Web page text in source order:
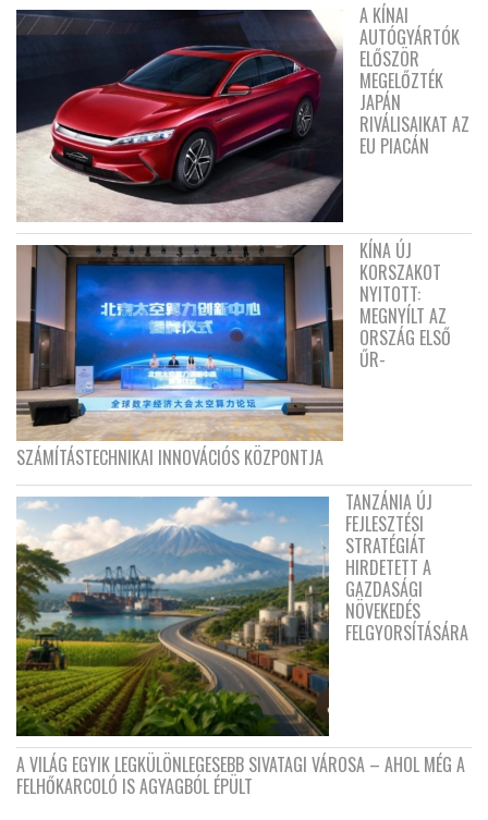
A KÍNAI
AUTÓGYÁRTÓK
ELŐSZÖR
MEGELŐZTÉK
JAPÁN
RIVÁLISAIKAT AZ
EU PIACÁN
KÍNA ÚJ
KORSZAKOT
NYITOTT:
MEGNYÍLT AZ
ORSZÁG ELSŐ
ŰR-
SZÁMÍTÁSTECHNIKAI INNOVÁCIÓS KÖZPONTJA
TANZÁNIA ÚJ
FEJLESZTÉSI
STRATÉGIÁT
HIRDETETT A
GAZDASÁGI
NÖVEKEDÉS
FELGYORSÍTÁSÁRA
A VILÁG EGYIK LEGKÜLÖNLEGESEBB SIVATAGI VÁROSA – AHOL MÉG A
FELHŐKARCOLÓ IS AGYAGBÓL ÉPÜLT